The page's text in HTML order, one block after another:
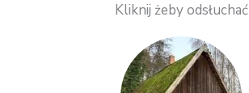
Kliknij żeby odsłuchać